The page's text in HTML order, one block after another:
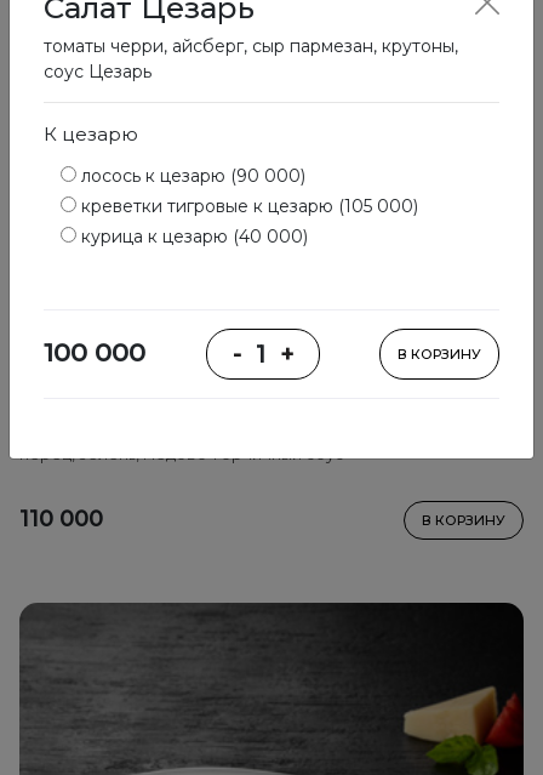
110 000 В КОРЗИНУ
Салат Цезарь
томаты черри, айсберг, сыр пармезан, крутоны,
соус Цезарь
К цезарю
лосось к цезарю (90 000)
креветки тигровые к цезарю (105 000)
курица к цезарю (40 000)
100 000 - 1 + В КОРЗИНУ